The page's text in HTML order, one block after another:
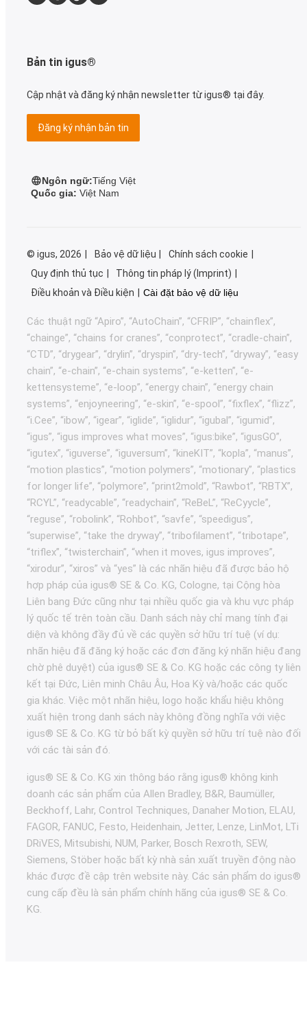
Bản tin igus®
Cập nhật và đăng ký nhận newsletter từ igus® tại đây.
Đăng ký nhận bản tin
Ngôn ngữ:Tiếng Việt
Quốc gia: Việt Nam
© igus, 2026 Bảo vệ dữ liệu
Chính sách cookie
Quy định thủ tục
Thông tin pháp lý (Imprint)
Điều khoản và Điều kiện
Cài đặt bảo vệ dữ liệu
Các thuật ngữ “Apiro”, “AutoChain”, “CFRIP”, “chainflex”,
“chainge”, “chains for cranes”, “conprotect”, “cradle-chain”,
“CTD”, “drygear”, “drylin”, “dryspin”, “dry-tech”, “dryway”, “easy
chain”, “e-chain”, “e-chain systems”, “e-ketten”, “e-
kettensysteme”, “e-loop”, “energy chain”, “energy chain
systems”, “enjoyneering”, “e-skin”, “e-spool”, “fixflex”, “flizz”,
“i.Cee”, “ibow”, “igear”, “iglide”, “iglidur”, “igubal”, “igumid”,
“igus”, “igus improves what moves”, “igus:bike”, “igusGO”,
“igutex”, “iguverse”, “iguversum”, “kineKIT”, “kopla”, “manus”,
“motion plastics”, “motion polymers”, “motionary”, “plastics
for longer life”, “polymore”, “print2mold”, “Rawbot”, “RBTX”,
“RCYL”, “readycable”, “readychain”, “ReBeL”, “ReCyycle”,
“reguse”, “robolink”, “Rohbot”, “savfe”, “speedigus”,
“superwise”, “take the dryway”, “tribofilament”, “tribotape”,
“triflex”, “twisterchain”, “when it moves, igus improves”,
“xirodur”, “xiros” và “yes” là các nhãn hiệu đã được bảo hộ
hợp pháp của igus® SE & Co. KG, Cologne, tại Cộng hòa
Liên bang Đức cũng như tại nhiều quốc gia và khu vực pháp
lý quốc tế trên toàn cầu. Danh sách này chỉ mang tính đại
diện và không đầy đủ về các quyền sở hữu trí tuệ (ví dụ:
nhãn hiệu đã đăng ký hoặc các đơn đăng ký nhãn hiệu đang
chờ phê duyệt) của igus® SE & Co. KG hoặc các công ty liên
kết tại Đức, Liên minh Châu Âu, Hoa Kỳ và/hoặc các quốc
gia khác. Việc một nhãn hiệu, logo hoặc khẩu hiệu không
xuất hiện trong danh sách này không đồng nghĩa với việc
igus® SE & Co. KG từ bỏ bất kỳ quyền sở hữu trí tuệ nào đối
với các tài sản đó.
igus® SE & Co. KG xin thông báo rằng igus® không kinh
doanh các sản phẩm của Allen Bradley, B&R, Baumüller,
Beckhoff, Lahr, Control Techniques, Danaher Motion, ELAU,
FAGOR, FANUC, Festo, Heidenhain, Jetter, Lenze, LinMot, LTi
DRiVES, Mitsubishi, NUM, Parker, Bosch Rexroth, SEW,
Siemens, Stöber hoặc bất kỳ nhà sản xuất truyền động nào
khác được đề cập trên website này. Các sản phẩm do igus®
cung cấp đều là sản phẩm chính hãng của igus® SE & Co.
KG.